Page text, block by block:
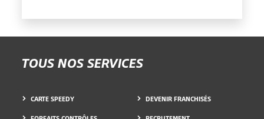
TOUS NOS SERVICES
CARTE SPEEDY DEVENIR FRANCHISÉS